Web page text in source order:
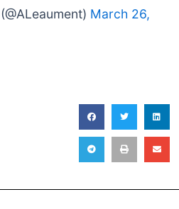
(@ALeaument) March 26,